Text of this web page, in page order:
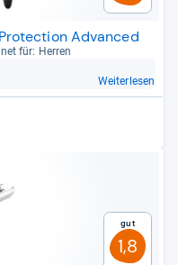
Advanced
für: Her­ren
Weiterlesen
Gut
1,8